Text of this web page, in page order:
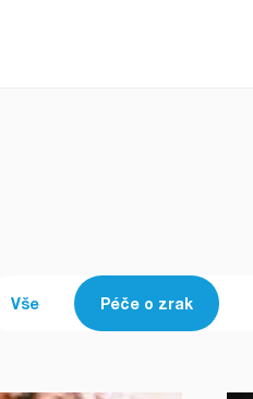
Vše Péče o zrak